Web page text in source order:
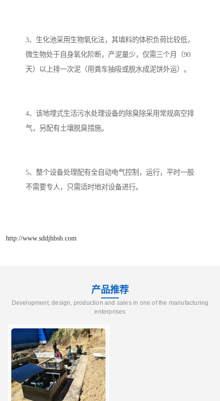
3、生化池采用生物氧化法，其填料的体积负荷比较低，
微生物处于自身氧化阶断，产泥量少，仅需三个月（90
天）以上排一次泥（用粪车抽吸或脱水成泥饼外运）。
4、该地埋式生活污水处理设备的除臭除采用常规高空排
气，另配有土壤脱臭措施。
5、整个设备处理配有全自动电气控制，运行，平时一般
不需要专人，只需适时地对设备进行。
http://www.sddjhbsb.com
产品推荐
Development, design, production and sales in one of the manufacturing
enterprises